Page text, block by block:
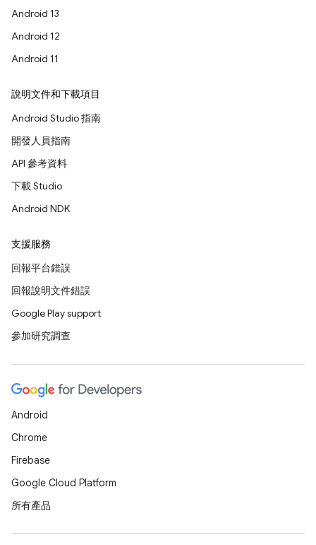
Android 13
Android 12
Android 11
說明文件和下載項目
Android Studio 指南
開發人員指南
API 參考資料
下載 Studio
Android NDK
支援服務
回報平台錯誤
回報說明文件錯誤
Google Play support
參加研究調查
Android
Chrome
Firebase
Google Cloud Platform
所有產品